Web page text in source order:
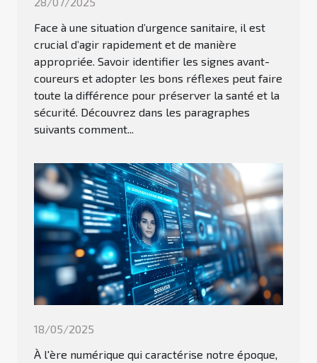
Face à une situation d’urgence sanitaire, il est
crucial d’agir rapidement et de manière
appropriée. Savoir identifier les signes avant-
coureurs et adopter les bons réflexes peut faire
toute la différence pour préserver la santé et la
sécurité. Découvrez dans les paragraphes
suivants comment...
18/05/2025
À l'ère numérique qui caractérise notre époque,